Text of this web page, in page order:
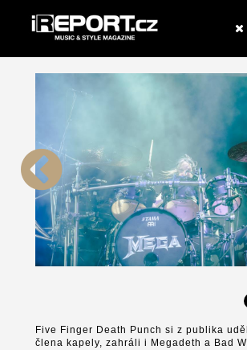
Five Finger Death Punch si z publika
člena kapely, zahráli i Megadeth a Bad